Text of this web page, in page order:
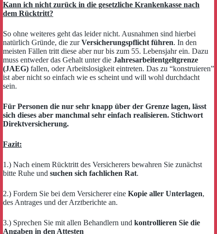
Kann ich nicht zurück in die gesetzliche Krankenkasse nach
dem Rücktritt?
So ohne weiteres geht das leider nicht. Ausnahmen sind hierbei
natürlich Gründe, die zurVersicherungspflicht führen. In den
meisten Fällen tritt diese aber nur bis zum 55. Lebensjahr ein. Dazu
muss entweder das Gehalt unter die Jahresarbeitentgeltgrenze
(JAEG) fallen, oder Arbeitslosigkeit eintreten. Das zu “konstruieren”
ist aber nicht so einfach wie es scheint und will wohl durchdacht
sein.
Für Personen die nur sehr knapp über der Grenze lagen, lässt
sich dieses aber manchmal sehr einfach realisieren. Stichwort
Direktversicherung.
Fazit:
1.) Nach einem Rücktritt des Versicherers bewahren Sie zunächst
bitte Ruhe und suchen sich fachlichen Rat.
2.) Fordern Sie bei dem Versicherer eine Kopie aller Unterlagen,
des Antrages und der Arztberichte an.
3.) Sprechen Sie mit allen Behandlern und kontrollieren Sie die
Angaben in den Attesten